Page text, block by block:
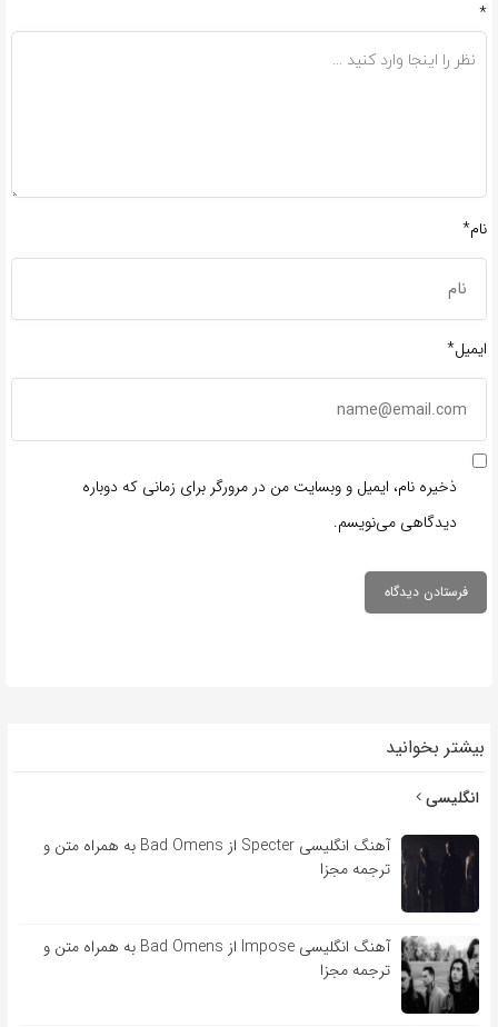
*
نام*
ایمیل*
ذخیره نام، ایمیل و وبسایت من در مرورگر برای زمانی که دوباره
دیدگاهی می‌نویسم.
بیشتر بخوانید
انگلیسی
آهنگ انگلیسی Specter از Bad Omens به همراه متن و
ترجمه مجزا
آهنگ انگلیسی Impose از Bad Omens به همراه متن و
ترجمه مجزا